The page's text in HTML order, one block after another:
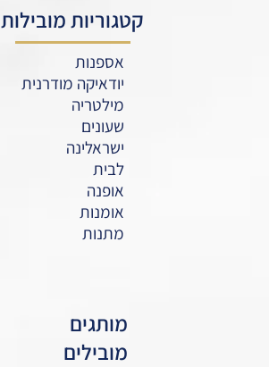
קטגוריות מובילות
אספנות
יודאיקה מודרנית
מילטריה
שעונים
ישראלינה
לבית
אופנה
אומנות
מתנות
מותגים
מובילים